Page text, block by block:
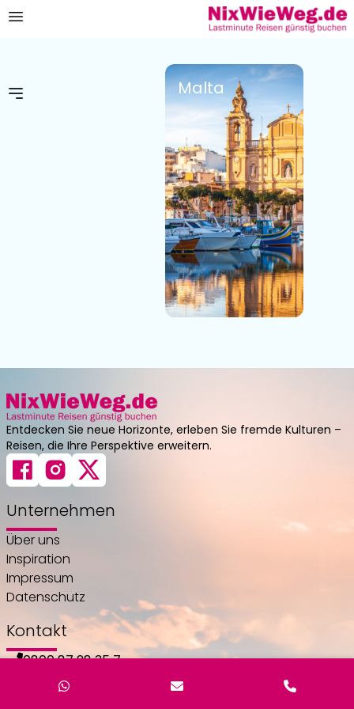
Malta
Entdecken Sie neue Horizonte, erleben Sie fremde Kulturen –
Reisen, die Ihre Perspektive erweitern.
Unternehmen
Über uns
Inspiration
Impressum
Datenschutz
Kontakt
0800 87 28 35 7
info@nixwieweg.de